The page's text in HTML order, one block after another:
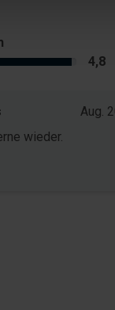
4,8
Aug.
wieder.